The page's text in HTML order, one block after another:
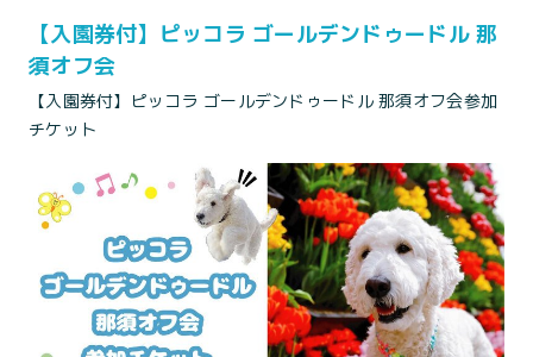
【入園券付】ピッコラ ゴールデンドゥードル 那
須オフ会
【入園券付】ピッコラ ゴールデンドゥードル 那須オフ会参加
チケット